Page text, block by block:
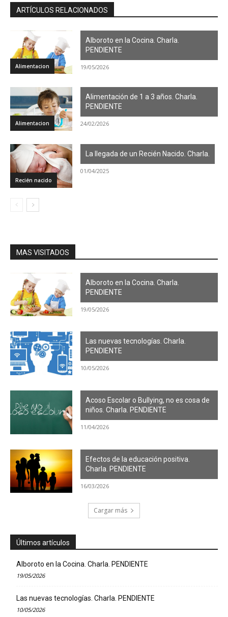
ARTÍCULOS RELACIONADOS
Alimentacion
Alboroto en la Cocina. Charla.
PENDIENTE
19/05/2026
Alimentacion
Alimentación de 1 a 3 años. Charla.
PENDIENTE
24/02/2026
Recién nacido
La llegada de un Recién Nacido. Charla.
01/04/2025
MAS VISITADOS
Alboroto en la Cocina. Charla.
PENDIENTE
19/05/2026
Las nuevas tecnologías. Charla.
PENDIENTE
10/05/2026
Acoso Escolar o Bullying, no es cosa de
niños. Charla. PENDIENTE
11/04/2026
Efectos de la educación positiva.
Charla. PENDIENTE
16/03/2026
Cargar más
Últimos artículos
Alboroto en la Cocina. Charla. PENDIENTE
19/05/2026
Las nuevas tecnologías. Charla. PENDIENTE
10/05/2026